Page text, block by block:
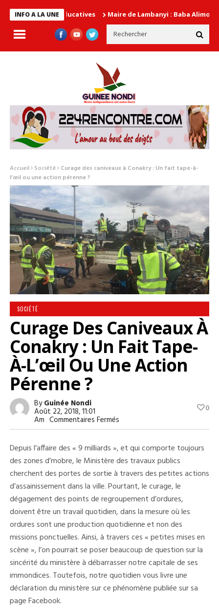
INFO A LA UNE Maire de Lambanyi : Baba Alimou Barry
Accueil Société Curage des caniveaux à Conakry : Un fait tape-à-
l’œil ou une action pérenne ?
SOCIÉTÉ
Curage Des Caniveaux À
Conakry : Un Fait Tape-
À-L’œil Ou Une Action
Pérenne ?
ByGuinée Nondi
Août 22, 2018, 11:01
Am Commentaires Fermés
Curage
Caniveaux
À
Conakry
:
Un
Fait
Tape-
À-
L’œil
Ou
Une
Action
Pérenne
0
Depuis l’affaire des « 9 milliards », et qui comporte toujours
des zones d’mobre, le Ministère des travaux publics
cherchent des portes de sortie à travers des petites actions
d’assainissement dans la ville. Pourtant, le curage, le
dégagement des points de regroupement d’ordures,
doivent être un travail quotidien, dans la mesure où les
ordures sont une production quotidienne et non des
missions ponctuelles. Ainsi, à travers ces « petites mises en
scène », l’on pourrait se poser beaucoup de question sur la
sincérité du ministère à débarrasser notre capitale de ses
immondices. Toutefois, notre quotidien vous livre une
déclaration du ministère sur ce phénomène publiée sur sa
page Facebook.